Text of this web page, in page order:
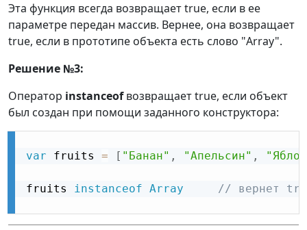
Эта функция всегда возвращает true, если в ее
параметре передан массив. Вернее, она возвращает
true, если в прототипе объекта есть слово "Array".
Решение №3:
Оператор instanceofвозвращает true, если объект
был создан при помощи заданного конструктора:
var fruits = [ "Банан" , "Апельсин" ,
fruits instanceof Array // вернет